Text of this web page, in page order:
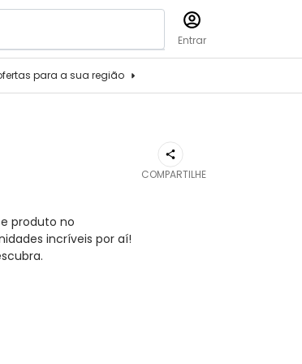
Entrar
para a sua região
COMPARTILHE
produto no
incríveis por aí!